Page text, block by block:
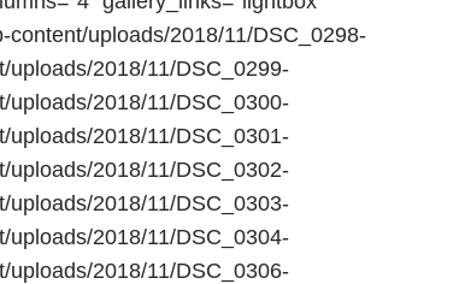
content/uploads/2018/11/DSC_0298-
2018/11/DSC_0299-
2018/11/DSC_0300-
2018/11/DSC_0301-
2018/11/DSC_0302-
2018/11/DSC_0303-
2018/11/DSC_0304-
2018/11/DSC_0306-